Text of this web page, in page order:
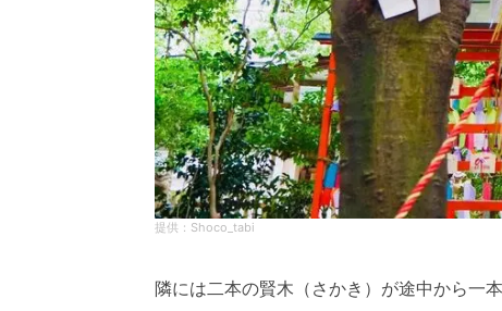
Shoco_tabi
隣には二本の賢木（さかき）が途中から一